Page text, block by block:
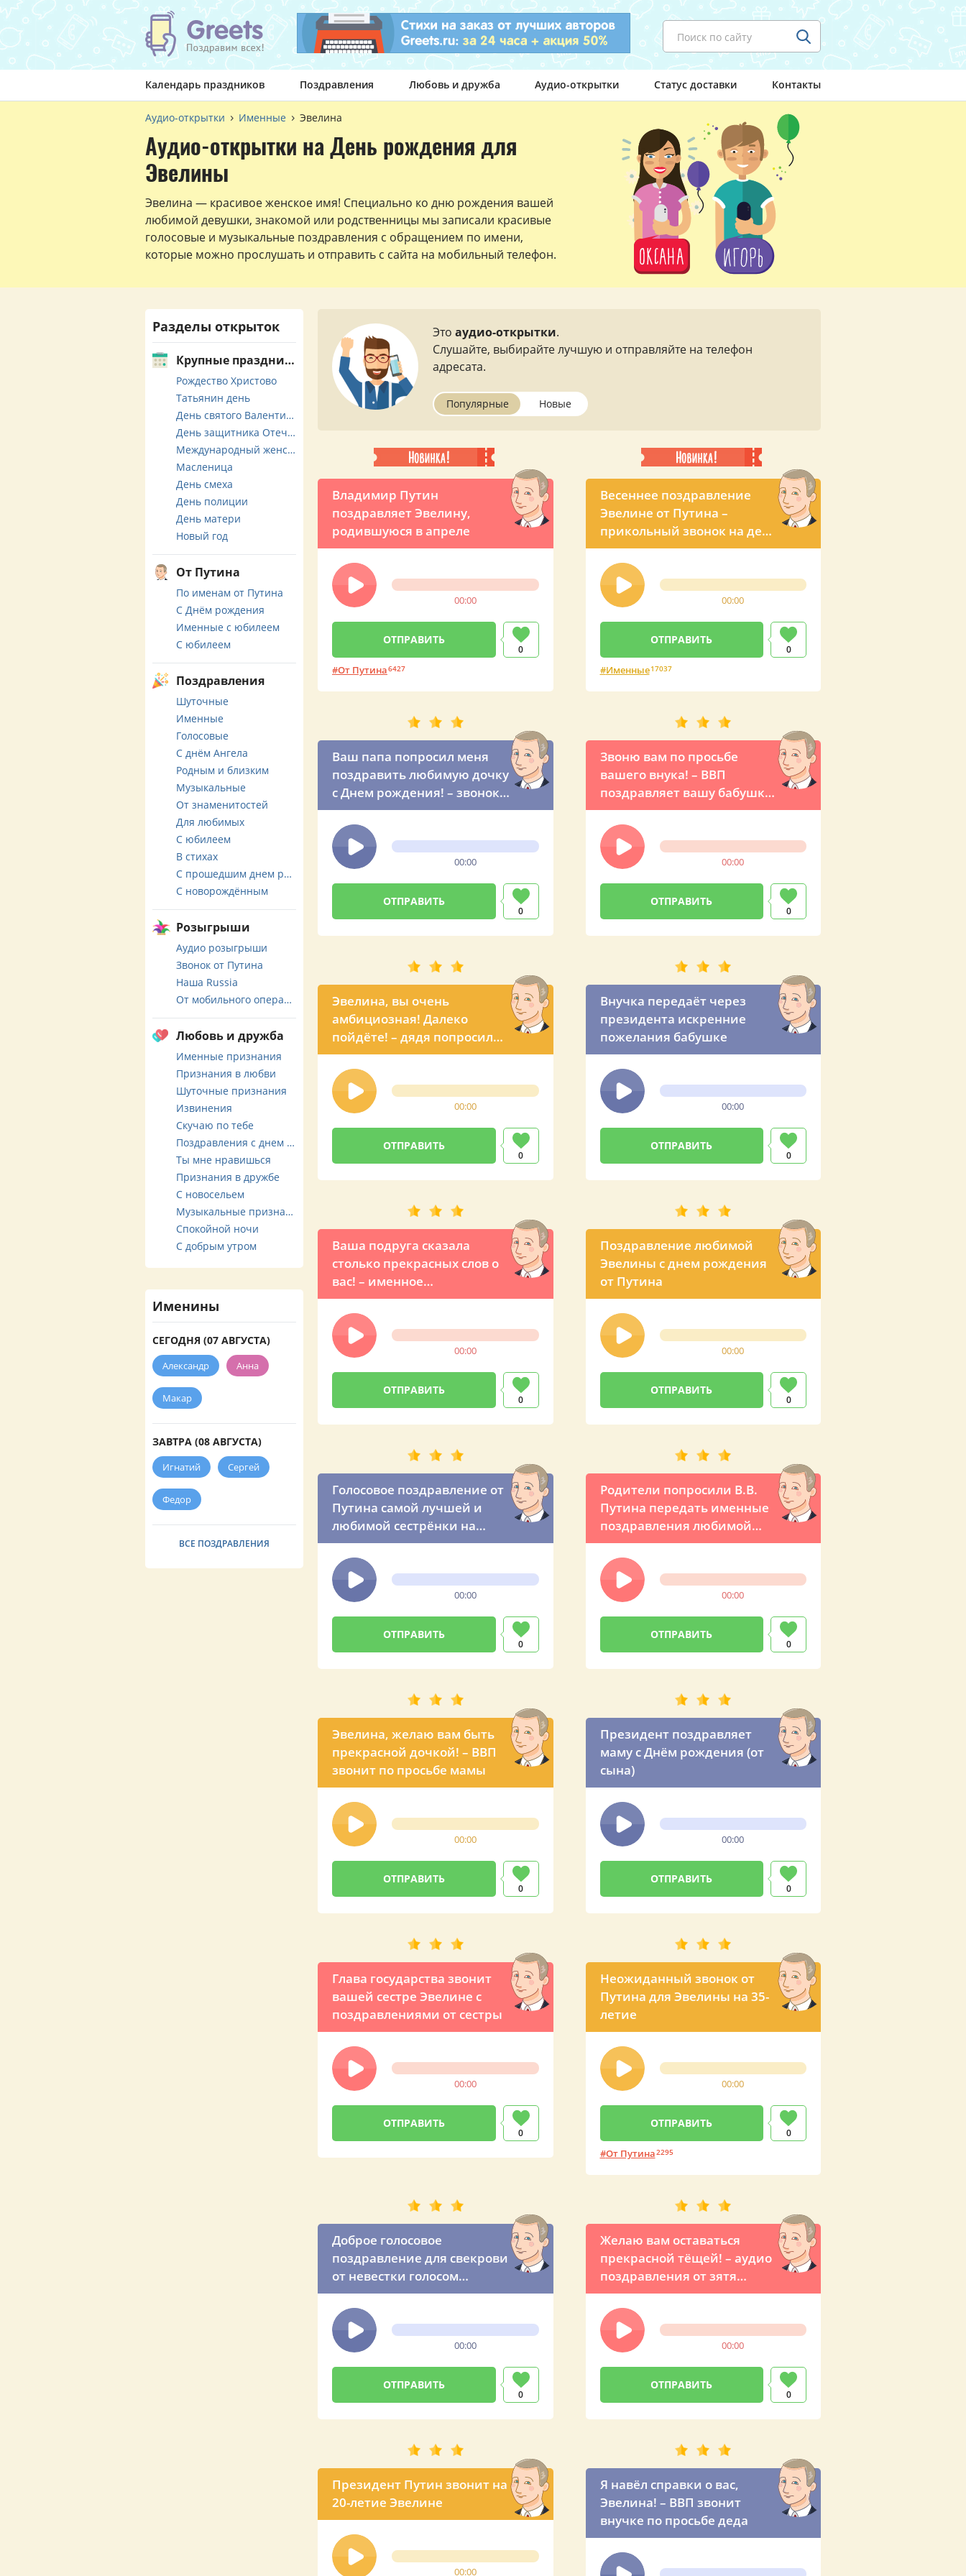
Поиск по сайту
Календарь праздников Поздравления Любовь и дружба Аудио-открытки Статус доставки Контакты
Аудио-открытки Именные Эвелина
Аудио-открытки на День рождения для
Эвелины
Эвелина — красивое женское имя! Специально ко дню рождения вашей
любимой девушки, знакомой или родственницы мы записали красивые
голосовые и музыкальные поздравления с обращением по имени,
которые можно прослушать и отправить с сайта на мобильный телефон.
Это аудио-открытки.
Слушайте, выбирайте лучшую и отправляйте на телефон
адресата.
Популярные Новые
Владимир Путин
поздравляет Эвелину,
родившуюся в апреле
00:00
0
От Путина6427
Весеннее поздравление
Эвелине от Путина –
прикольный звонок на день
рождения
00:00
0
Именные17037
Ваш папа попросил меня
поздравить любимую дочку
с Днем рождения! – звонок с
юмором от президента
России
00:00
0
Звоню вам по просьбе
вашего внука! – ВВП
поздравляет вашу бабушку
по имени с Днем рождения
из Кремля
00:00
0
Эвелина, вы очень
амбициозная! Далеко
пойдёте! – дядя попросил
президента позвонить и
оригинально поздравить
свою племянницу с ДР
00:00
0
Внучка передаёт через
президента искренние
пожелания бабушке
00:00
0
Ваша подруга сказала
столько прекрасных слов о
вас! – именное
поздравление от
Владимира Владимировича
00:00
0
Поздравление любимой
Эвелины с днем рождения
от Путина
00:00
0
Голосовое поздравление от
Путина самой лучшей и
любимой сестрёнки на
свете
00:00
0
Родители попросили В.В.
Путина передать именные
поздравления любимой
дочке
00:00
0
Эвелина, желаю вам быть
прекрасной дочкой! – ВВП
звонит по просьбе мамы
00:00
0
Президент поздравляет
маму с Днём рождения (от
сына)
00:00
0
Глава государства звонит
вашей сестре Эвелине с
поздравлениями от сестры
00:00
0
Неожиданный звонок от
Путина для Эвелины на 35-
летие
00:00
0
От Путина2295
Доброе голосовое
поздравление для свекрови
от невестки голосом
Владимира Владимировича
00:00
0
Желаю вам оставаться
прекрасной тёщей! – аудио
поздравления от зятя
голосом Владимира
Владимировича Путина
00:00
0
Президент Путин звонит на
20-летие Эвелине
00:00
Я навёл справки о вас,
Эвелина! – ВВП звонит
внучке по просьбе деда
Разделы открыток
Крупные праздники
Рождество Христово
Татьянин день
День святого Валентина
День защитника Отечества
Международный женский день
Масленица
День смеха
День полиции
День матери
Новый год
От Путина
По именам от Путина
С Днём рождения
Именные с юбилеем
С юбилеем
Поздравления
Шуточные
Именные
Голосовые
С днём Ангела
Родным и близким
Музыкальные
От знаменитостей
Для любимых
С юбилеем
В стихах
С прошедшим днем рождения
С новорождённым
Розыгрыши
Аудио розыгрыши
Звонок от Путина
Наша Russia
От мобильного оператора
Любовь и дружба
Именные признания
Признания в любви
Шуточные признания
Извинения
Скучаю по тебе
Поздравления с днем свадьбы
Ты мне нравишься
Признания в дружбе
С новосельем
Музыкальные признания
Спокойной ночи
С добрым утром
Именины
СЕГОДНЯ (07 АВГУСТА)
Александр Анна
Макар
ЗАВТРА (08 АВГУСТА)
Игнатий Сергей
Федор
ВСЕ ПОЗДРАВЛЕНИЯ